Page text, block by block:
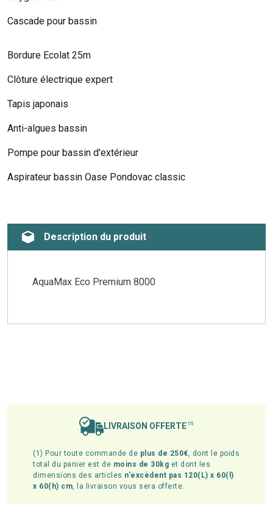
Cascade pour bassin
Bordure Ecolat 25m
Clôture électrique expert
Tapis japonais
Anti-algues bassin
Pompe pour bassin d'extérieur
Aspirateur bassin Oase Pondovac classic
Description du produit
AquaMax Eco Premium 8000
LIVRAISON OFFERTE (1)
(1) Pour toute commande de plus de 250€, dont le poids
total du panier est de moins de 30kg et dont les
dimensions des articles n'excèdent pas 120(L) x 60(l)
x 60(h) cm, la livraison vous sera offerte.